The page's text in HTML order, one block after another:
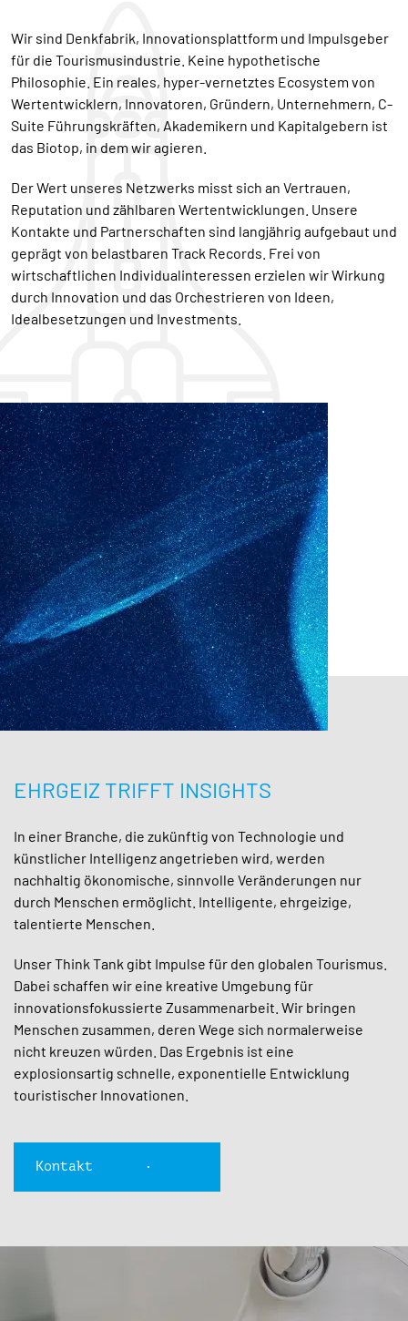
Wir sind Denkfabrik, Innovationsplattform und Impulsgeber
für die Tourismusindustrie. Keine hypothetische
Philosophie. Ein reales, hyper-vernetztes Ecosystem von
Wertentwicklern, Innovatoren, Gründern, Unternehmern, C-
Suite Führungskräften, Akademikern und Kapitalgebern ist
das Biotop, in dem wir agieren.
Der Wert unseres Netzwerks misst sich an Vertrauen,
Reputation und zählbaren Wertentwicklungen. Unsere
Kontakte und Partnerschaften sind langjährig aufgebaut und
geprägt von belastbaren Track Records. Frei von
wirtschaftlichen Individualinteressen erzielen wir Wirkung
durch Innovation und das Orchestrieren von Ideen,
Idealbesetzungen und Investments.
EHRGEIZ TRIFFT INSIGHTS
In einer Branche, die zukünftig von Technologie und
künstlicher Intelligenz angetrieben wird, werden
nachhaltig ökonomische, sinnvolle Veränderungen nur
durch Menschen ermöglicht. Intelligente, ehrgeizige,
talentierte Menschen.
Unser Think Tank gibt Impulse für den globalen Tourismus.
Dabei schaffen wir eine kreative Umgebung für
innovationsfokussierte Zusammenarbeit. Wir bringen
Menschen zusammen, deren Wege sich normalerweise
nicht kreuzen würden. Das Ergebnis ist eine
explosionsartig schnelle, exponentielle Entwicklung
touristischer Innovationen.
Kontakt